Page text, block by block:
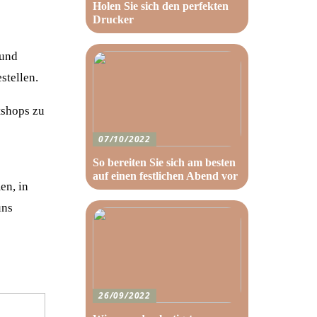
zu
in
Holen Sie sich den perfekten
Drucker
07/10/2022
So bereiten Sie sich am besten
auf einen festlichen Abend vor
26/09/2022